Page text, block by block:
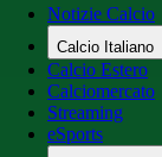
Notizie Calcio
Calcio Italiano
Calcio Estero
Calciomercato
Streaming
eSports